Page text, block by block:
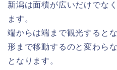
新潟は面積が広いだけでな
ます。
端からは端まで観光すると
形まで移動するのと変わら
となります。